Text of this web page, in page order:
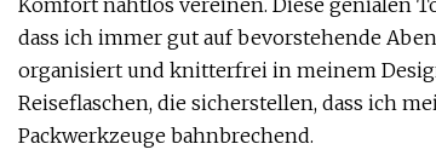
Komfort nahtlos vereinen. Diese genialen
dass ich immer gut auf bevorstehende
organisiert und knitterfrei in meinem
Reiseflaschen, die sicherstellen, dass ich
Packwerkzeuge bahnbrechend.